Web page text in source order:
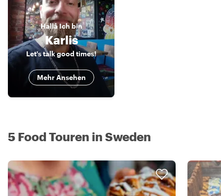
HallåIch bin
Karlis
Let's talk good times!
Mehr Ansehen
5 Food Touren in Sweden